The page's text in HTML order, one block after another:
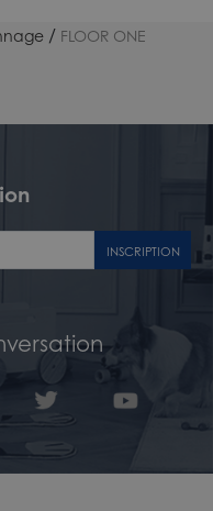
/ FLOOR ONE
INSCRIPTION